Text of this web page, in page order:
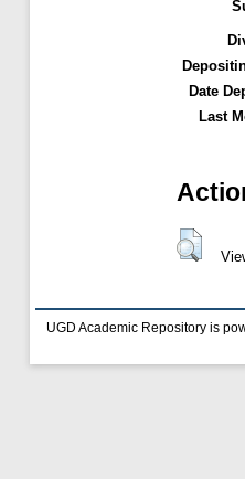
Date
Last
UGD Academic Repository is